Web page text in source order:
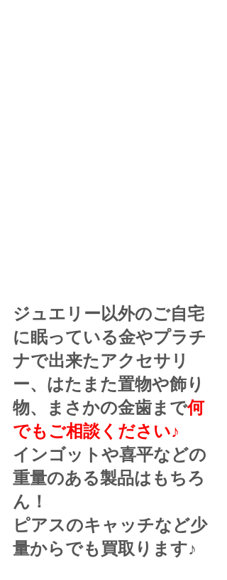
ジュエリー以外のご自宅
に眠っている金やプラチ
ナで出来たアクセサリ
ー、はたまた置物や飾り
物、まさかの金歯まで何
でもご相談ください♪
インゴットや喜平などの
重量のある製品はもちろ
ん！
ピアスのキャッチなど少
量からでも買取ります♪